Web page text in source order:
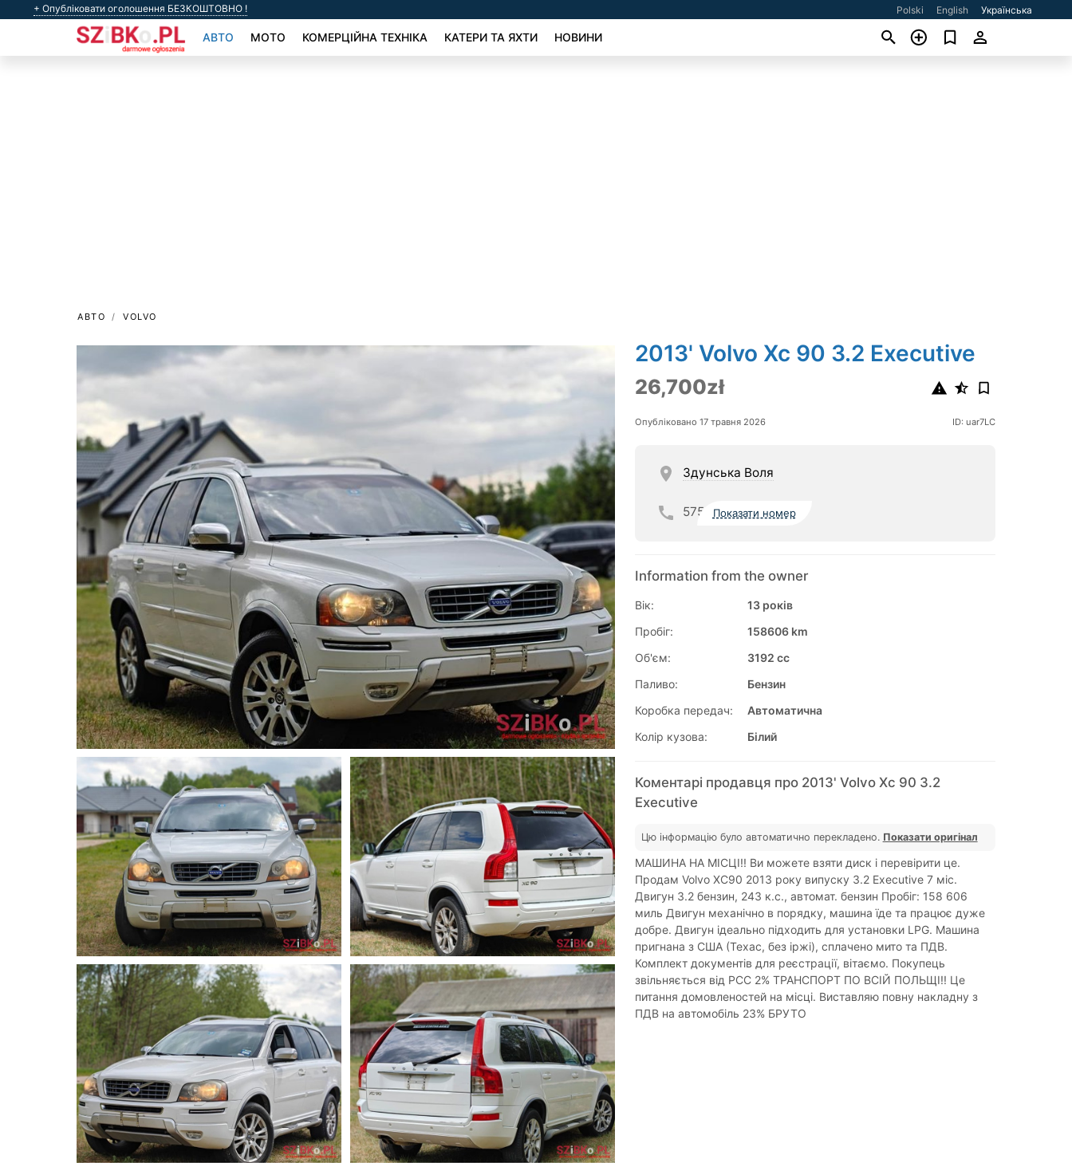
+ Опубліковати оголошення БЕЗКОШТОВНО ! Polski English Українська
АВТО МОТО КОМЕРЦІЙНА ТЕХНІКА КАТЕРИ ТА ЯХТИ НОВИНИ
АВТО VOLVO
2013' Volvo Xc 90 3.2 Executive
26,700zł
Опубліковано 17 травня 2026 ID: uar7LC
Здунська Воля
575 Показати номер
Information from the owner
Вік:
13 років
Пробіг:
158606 km
Об'єм:
3192 cc
Паливо:
Бензин
Коробка передач:
Автоматична
Колір кузова:
Білий
Коментарі продавця про 2013' Volvo Xc 90 3.2
Executive
Цю інформацію було автоматично перекладено. Показати оригінал
МАШИНА НА МІСЦІ!! Ви можете взяти диск і перевірити це.
Продам Volvo XC90 2013 року випуску 3.2 Executive 7 міс.
Двигун 3.2 бензин, 243 к.с., автомат. бензин Пробіг: 158 606
миль Двигун механічно в порядку, машина їде та працює дуже
добре. Двигун ідеально підходить для установки LPG. Машина
пригнана з США (Техас, без іржі), сплачено мито та ПДВ.
Комплект документів для реєстрації, вітаємо. Покупець
звільняється від PCC 2% ТРАНСПОРТ ПО ВСІЙ ПОЛЬЩІ!! Це
питання домовленостей на місці. Виставляю повну накладну з
ПДВ на автомобіль 23% БРУТО